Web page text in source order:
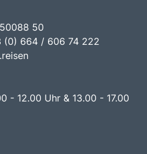
50
(0) 664 / 606 74 222
- 12.00 Uhr & 13.00 - 17.00